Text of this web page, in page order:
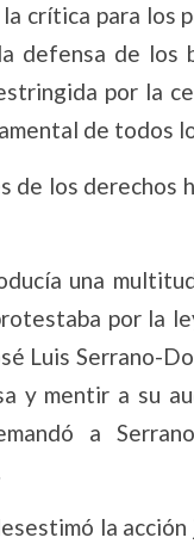
crítica para los
defensa de los
por la
de todos
los derechos
una
por la
Luis Serrano-
y mentir a su
a
la